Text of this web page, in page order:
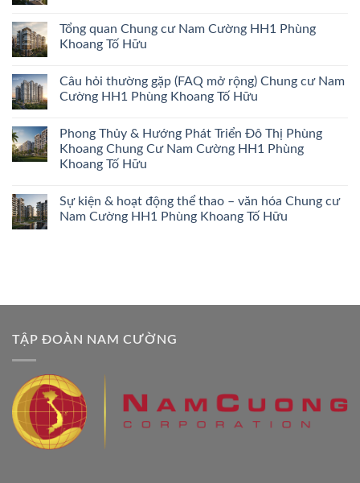
Tổng quan Chung cư Nam Cường HH1 Phùng
Khoang Tố Hữu
Câu hỏi thường gặp (FAQ mở rộng) Chung cư Nam
Cường HH1 Phùng Khoang Tố Hữu
Phong Thủy & Hướng Phát Triển Đô Thị Phùng
Khoang Chung Cư Nam Cường HH1 Phùng
Khoang Tố Hữu
Sự kiện & hoạt động thể thao – văn hóa Chung cư
Nam Cường HH1 Phùng Khoang Tố Hữu
TẬP ĐOÀN NAM CƯỜNG